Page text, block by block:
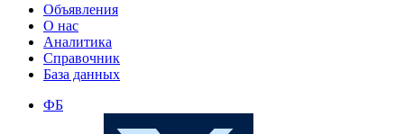
Объявления
О нас
Аналитика
Справочник
База данных
ФБ